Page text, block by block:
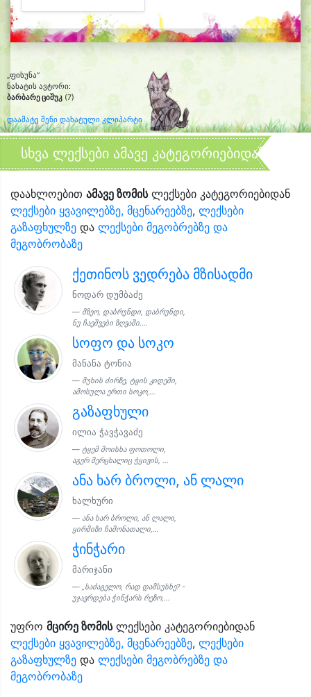
„ფისუნა“
ნახატის ავტორი:
ბარბარე ციშუკ (7)
დაამატე შენი დახატული კლიპარტი
სხვა ლექსები ამავე კატეგორიებიდან
დაახლოებით ამავე ზომისლექსები კატეგორიებიდან
ლექსები ყვავილებზე, მცენარეებზე, ლექსები
გაზაფხულზე და ლექსები მეგობრებზე და
მეგობრობაზე
ქეთინოს ვედრება მზისადმი
ნოდარ დუმბაძე
მზეო, დაბრუნდი, დაბრუნდი,
ნუ ჩაეშვები ზღვაში....
სოფო და სოკო
მანანა ტონია
მუხის ძირზე, ტყის კიდეში,
ამოსულა ერთი სოკო,...
გაზაფხული
ილია ჭავჭავაძე
ტყემ მოისხა ფოთოლი,
აგერ მერცხალიც ჭყივის, ...
ანა ხარ ბროლი, ან ლალი
ხალხური
ანა ხარ ბროლი, ან ლალი,
ყირმიზი ჩამონათალი,...
ჭინჭარი
მარიჯანი
„საძაგელო, რად დამსუსხე? -
უჯავრდება ჭინჭარს რეზო,...
უფრო მცირე ზომისლექსები კატეგორიებიდან
ლექსები ყვავილებზე, მცენარეებზე, ლექსები
გაზაფხულზე და ლექსები მეგობრებზე და
მეგობრობაზე